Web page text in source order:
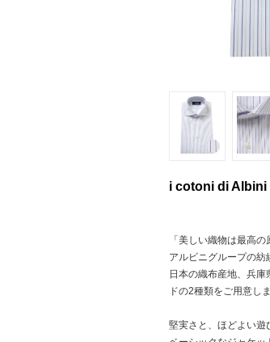
i cotoni di Albini
「美しい織物は最高
アルビニグループの紡
日本の織布産地、兵
ドの2種類をご用意し
堅実さと、ほどよい遊